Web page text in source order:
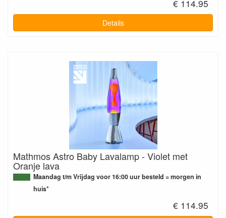
€ 114.95
Details
Mathmos Astro Baby Lavalamp - Violet met
Oranje lava
Maandag t/m Vrijdag voor 16:00 uur besteld = morgen in
huis*
€ 114.95